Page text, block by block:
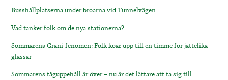
Busshållplatserna under broarna vid Tunnelvägen
Vad tänker folk om de nya stationerna?
Sommarens Grani-fenomen: Folk köar upp till en timme för jättelika
glassar
Sommarens tåguppehåll är över – nu är det lättare att ta sig till